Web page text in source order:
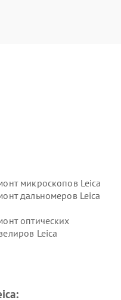
микроскопов Leica
дальномеров Leica
оптических
Leica